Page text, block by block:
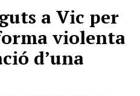
a Vic per
violenta
d’una